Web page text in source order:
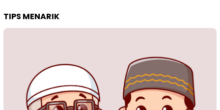
TIPS MENARIK